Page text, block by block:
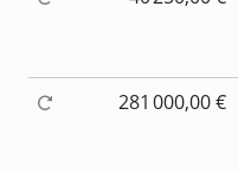
281 000,00 €